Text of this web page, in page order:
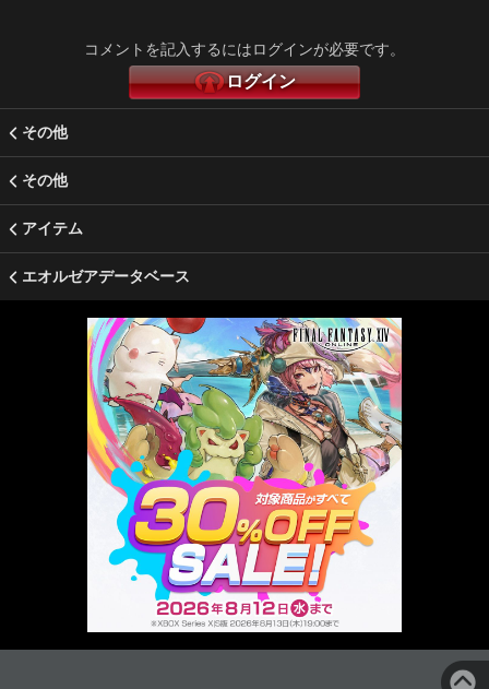
コメントを記入するにはログインが必要です。
ログイン
その他
その他
アイテム
エオルゼアデータベース